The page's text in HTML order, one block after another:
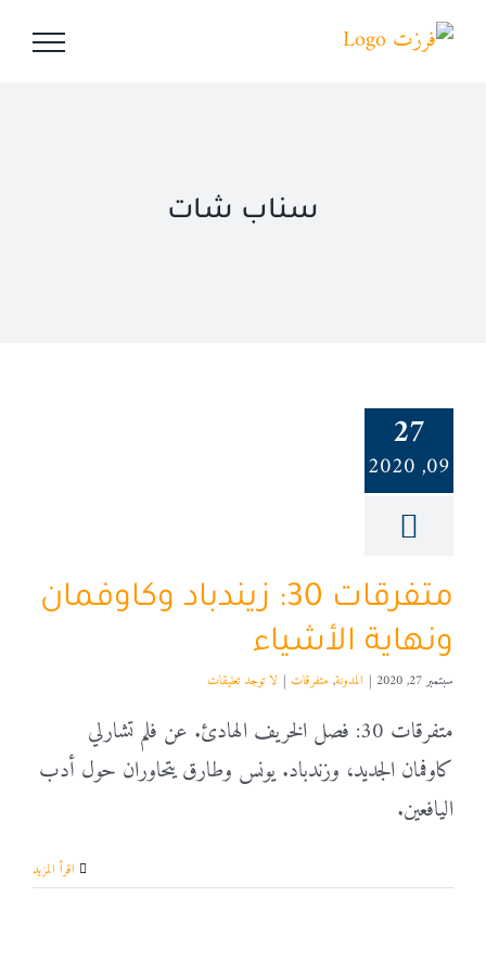
Skip
سناب شات
27
09, 2020
متفرقات 30: زيندباد وكاوفمان
ونهاية الأشياء
سبتمبر 27, 2020 | المدونة, متفرقات | لا توجد تعليقات
متفرقات 30: فصل الخريف الهادئ. عن فلم تشارلي
كاوفمان الجديد، وزندباد. يونس وطارق يتحاوران حول أدب
اليافعين.